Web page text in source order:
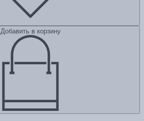
Добавить в корзину